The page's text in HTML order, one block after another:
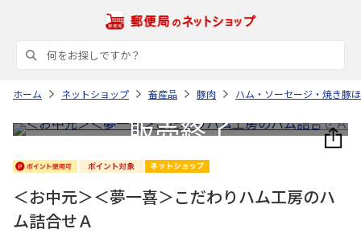
ホーム ネットショップ 畜産品 豚肉 ハム・ソーセージ・焼き豚
＜お中元＞＜夢一喜＞こだわりハム工房のハ
ム詰合せＡ